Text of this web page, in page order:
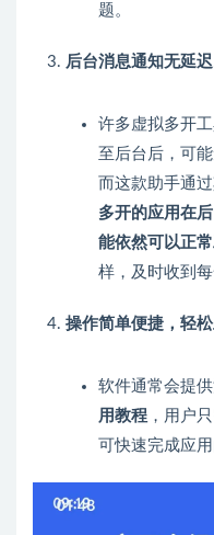
题。
后台消息通知无延
许多虚拟多开
至后台后，可
而这款助手通
多开的应用在
能依然可以正
样，及时收到
操作简单便捷，轻松
软件通常会提
用教程 ，用户
可快速完成应用